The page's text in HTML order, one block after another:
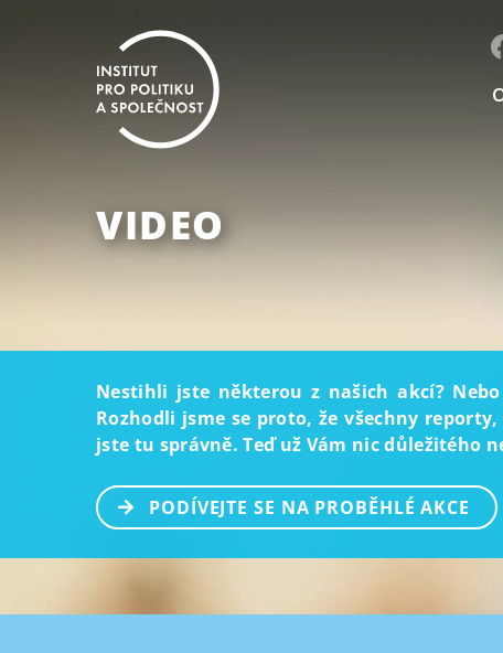
VIDEO
Nestihli jste některou z našich akcí?
Rozhodli jsme se proto, že všechny
jste tu správně. Teď už Vám nic důležitého
PODÍVEJTE SE NA PROBĚHLÉ AKCE